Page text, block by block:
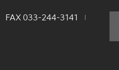
FAX 033-244-3141